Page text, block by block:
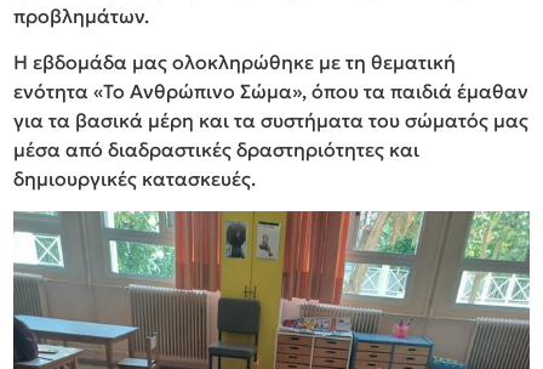
προβλημάτων.
Η εβδομάδα μας ολοκληρώθηκε με τη θεματική
ενότητα «Το Ανθρώπινο Σώμα», όπου τα παιδιά έμαθαν
για τα βασικά μέρη και τα συστήματα του σώματός μας
μέσα από διαδραστικές δραστηριότητες και
δημιουργικές κατασκευές.